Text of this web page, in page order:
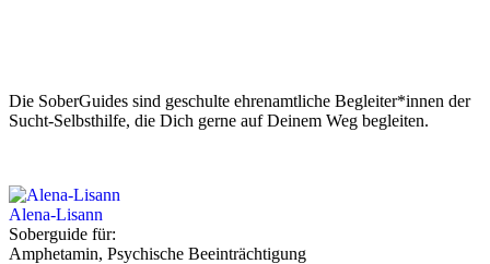
Die SoberGuides sind geschulte ehrenamtliche Begleiter*innen der
Sucht-Selbsthilfe, die Dich gerne auf Deinem Weg begleiten.
Alena-Lisann
Soberguide für:
Amphetamin, Psychische Beeinträchtigung